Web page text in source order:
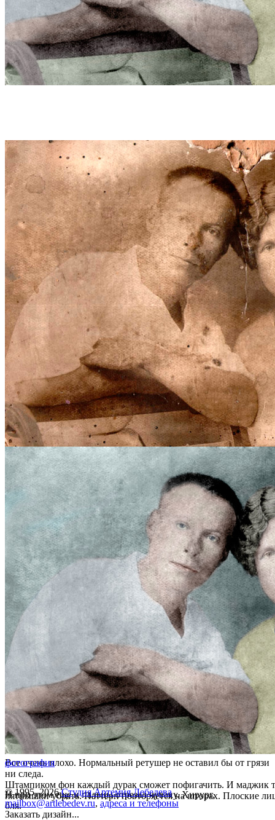
Все очень плохо. Нормальный ретушер не оставил бы от грязи
ни следа.
Штампиком фон каждый дурак сможет пофигачить. И маджик
пятнышки убрать. Паттерн повторяется на шторах. Плоские
И при этом еще и пальцы отрезал чуваку. Хирург,
бля.
фотография
© 1995–2026 Студия Артемия Лебедева
mailbox@artlebedev.ru, адреса и телефоны
Заказать дизайн...